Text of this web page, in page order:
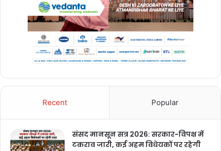
Recent Popular
संसद मानसून सत्र 2026: सरकार-विपक्ष में
टकराव जारी, कई अहम विधेयकों पर रहेगी